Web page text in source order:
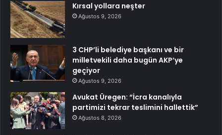
Kırsal yollara neşter
Ağustos 9, 2026
3 CHP’li belediye başkanı ve bir
milletvekili daha bugün AKP’ye
geçiyor
Ağustos 9, 2026
Avukat Üregen: “İcra kanalıyla
partimizi tekrar teslimini hallettik”
Ağustos 8, 2026